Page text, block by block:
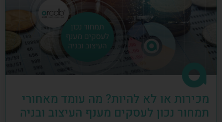
מכירות או לא להיות? מה עומד מאחורי
תמחור נכון לעסקים מענף העיצוב ובניה